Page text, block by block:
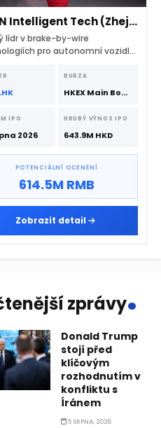
NASN Intelligent Tech (Zhejiang)
lídr v brake-by-wire
pro autonomní vozidla
2026 s podporou CATL a
Investment.
BURZA
HKEX Main Board
IPO
2026
HRUBÝ VÝNOS IPO
643.9M HKD
POTENCIÁLNÍ OCENĚNÍ
614.5M RMB
Zobrazit detail
zprávy.
Donald Trump
stojí před
klíčovým
rozhodnutím v
konfliktu s
Íránem
5 SRPNA, 2026